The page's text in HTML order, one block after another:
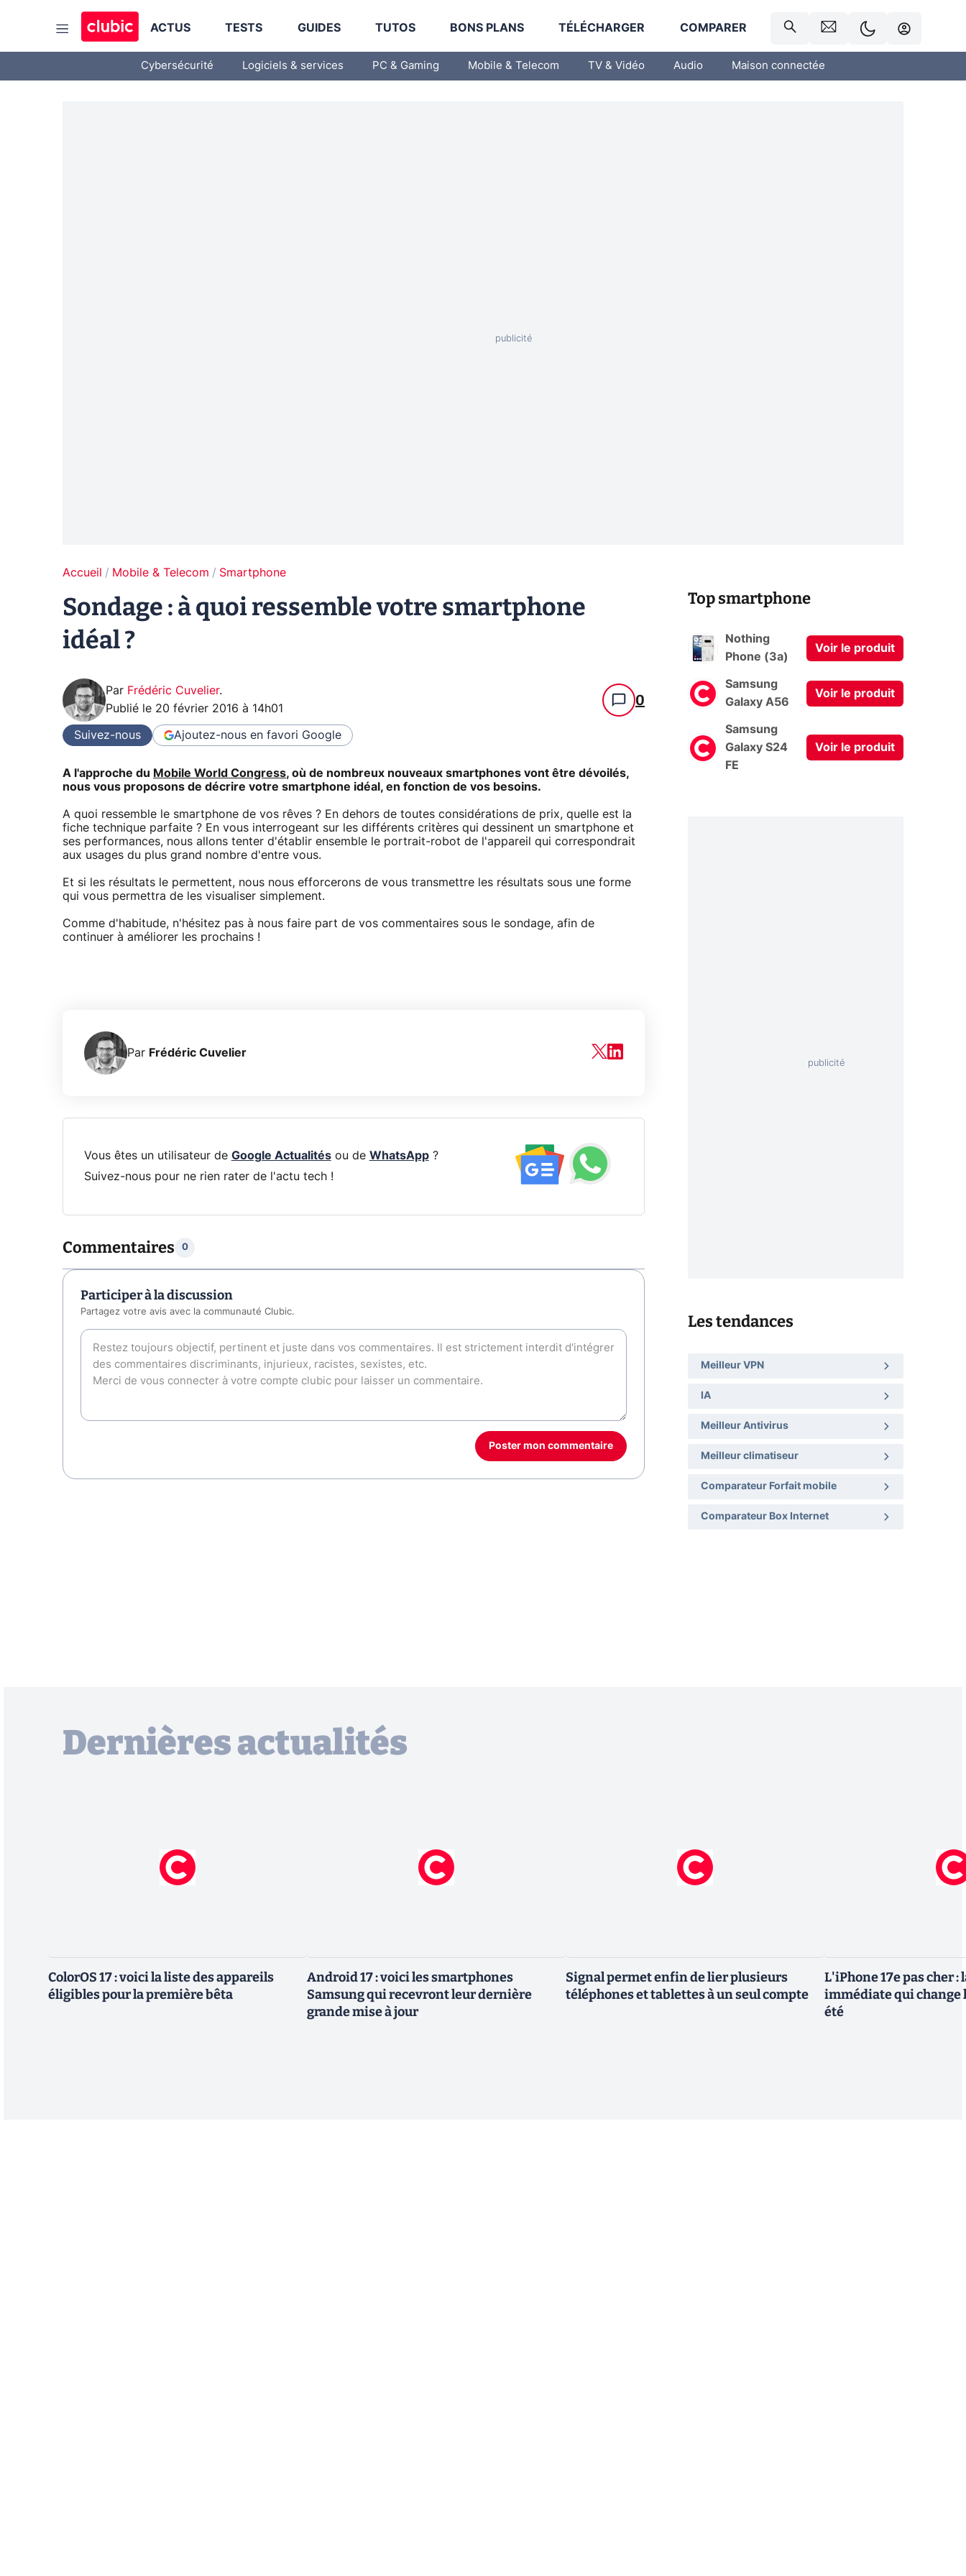
ACTUS TESTS GUIDES TUTOS BONS PLANS TÉLÉCHARGER COMPARER
Cybersécurité Logiciels & services PC & Gaming Mobile & Telecom TV & Vidéo Audio Maison connectée
Accueil Mobile & Telecom Smartphone
Sondage : à quoi ressemble votre smartphone
idéal ?
Par Frédéric Cuvelier.
Publié le 20 février 2016 à 14h01 0
Suivez-nous Ajoutez-nous en favori Google
A l'approche du Mobile World Congress, où de nombreux nouveaux smartphones vont être dévoilés,
nous vous proposons de décrire votre smartphone idéal, en fonction de vos besoins.
A quoi ressemble le smartphone de vos rêves ? En dehors de toutes considérations de prix, quelle est la
fiche technique parfaite ? En vous interrogeant sur les différents critères qui dessinent un smartphone et
ses performances, nous allons tenter d'établir ensemble le portrait-robot de l'appareil qui correspondrait
aux usages du plus grand nombre d'entre vous.
Et si les résultats le permettent, nous nous efforcerons de vous transmettre les résultats sous une forme
qui vous permettra de les visualiser simplement.
Comme d'habitude, n'hésitez pas à nous faire part de vos commentaires sous le sondage, afin de
continuer à améliorer les prochains !
Par Frédéric Cuvelier
Vous êtes un utilisateur de Google Actualitésou de WhatsApp?
Suivez-nous pour ne rien rater de l'actu tech !
Commentaires 0
Participer à la discussion
Partagez votre avis avec la communauté Clubic.
Poster mon commentaire
Top smartphone
Nothing
Phone (3a)
Voir le produit
Samsung
Galaxy A56
Voir le produit
Samsung
Galaxy S24
FE
Voir le produit
Les tendances
Meilleur VPN
IA
Meilleur Antivirus
Meilleur climatiseur
Comparateur Forfait mobile
Comparateur Box Internet
Dernières actualités
ColorOS 17 : voici la liste des appareils
éligibles pour la première bêta
Android 17 : voici les smartphones
Samsung qui recevront leur dernière
grande mise à jour
Signal permet enfin de lier plusieurs
téléphones et tablettes à un seul compte
L'iPhone 17e pas cher :
immédiate qui change
été